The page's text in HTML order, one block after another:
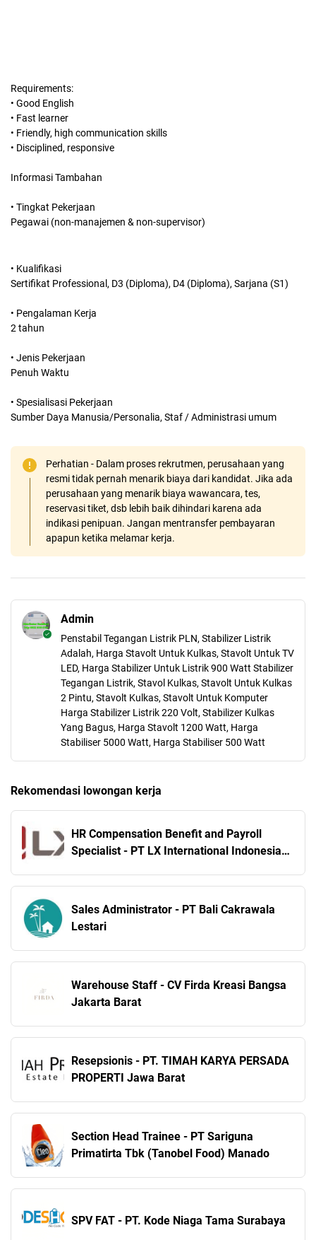
Requirements:
• Good English
• Fast learner
• Friendly, high communication skills
• Disciplined, responsive
Informasi Tambahan
• Tingkat Pekerjaan
Pegawai (non-manajemen & non-supervisor)
• Kualifikasi
Sertifikat Professional, D3 (Diploma), D4 (Diploma), Sarjana (S1)
• Pengalaman Kerja
2 tahun
• Jenis Pekerjaan
Penuh Waktu
• Spesialisasi Pekerjaan
Sumber Daya Manusia/Personalia, Staf / Administrasi umum
Perhatian - Dalam proses rekrutmen, perusahaan yang
resmi tidak pernah menarik biaya dari kandidat. Jika ada
perusahaan yang menarik biaya wawancara, tes,
reservasi tiket, dsb lebih baik dihindari karena ada
indikasi penipuan. Jangan mentransfer pembayaran
apapun ketika melamar kerja.
Admin
Penstabil Tegangan Listrik PLN, Stabilizer Listrik
Adalah, Harga Stavolt Untuk Kulkas, Stavolt Untuk TV
LED, Harga Stabilizer Untuk Listrik 900 Watt Stabilizer
Tegangan Listrik, Stavol Kulkas, Stavolt Untuk Kulkas
2 Pintu, Stavolt Kulkas, Stavolt Untuk Komputer
Harga Stabilizer Listrik 220 Volt, Stabilizer Kulkas
Yang Bagus, Harga Stavolt 1200 Watt, Harga
Stabiliser 5000 Watt, Harga Stabiliser 500 Watt
Rekomendasi lowongan kerja
HR Compensation Benefit and Payroll
Specialist - PT LX International Indonesia
Sales Administrator - PT Bali Cakrawala
Lestari
Warehouse Staff - CV Firda Kreasi Bangsa
Jakarta Barat
Resepsionis - PT. TIMAH KARYA PERSADA
PROPERTI Jawa Barat
Section Head Trainee - PT Sariguna
Primatirta Tbk (Tanobel Food) Manado
SPV FAT - PT. Kode Niaga Tama Surabaya